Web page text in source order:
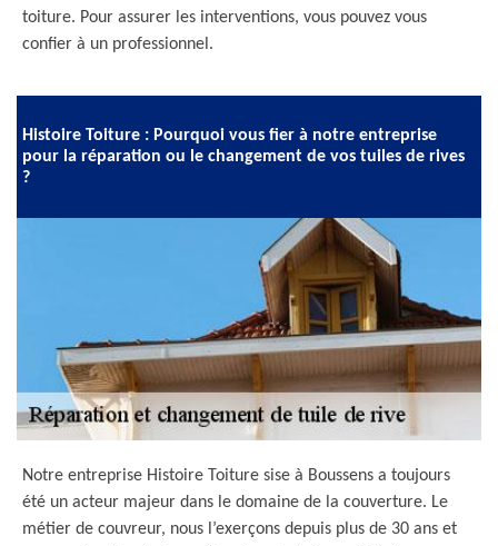
toiture. Pour assurer les interventions, vous pouvez vous
confier à un professionnel.
Histoire Toiture : Pourquoi vous fier à notre entreprise
pour la réparation ou le changement de vos tuiles de rives
?
Notre entreprise Histoire Toiture sise à Boussens a toujours
été un acteur majeur dans le domaine de la couverture. Le
métier de couvreur, nous l’exerçons depuis plus de 30 ans et